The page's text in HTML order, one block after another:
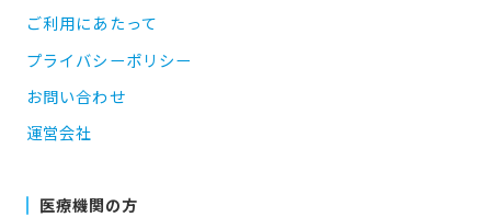
ご利用にあたって
プライバシーポリシー
お問い合わせ
運営会社
医療機関の方